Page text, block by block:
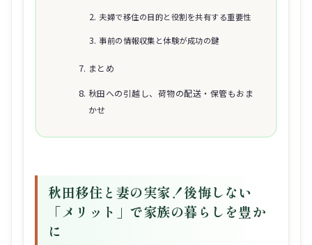
夫婦で移住の目的と役割を共有する重要性
事前の情報収集と体験が成功の鍵
まとめ
秋田への引越し、荷物の配送・保管もおま
かせ
秋田移住と妻の実家！後悔しない
「メリット」で家族の暮らしを豊か
に